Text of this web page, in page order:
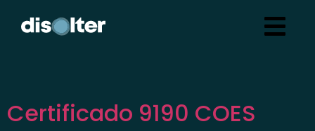
Certificado 9190 COES